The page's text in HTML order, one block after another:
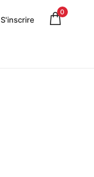
S'inscrire
0